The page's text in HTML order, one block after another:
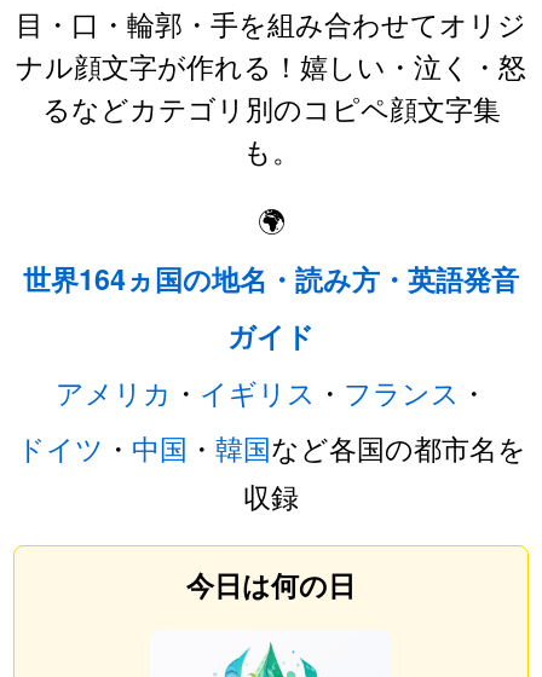
目・口・輪郭・手を組み合わせてオリジ
ナル顔文字が作れる！嬉しい・泣く・怒
るなどカテゴリ別のコピペ顔文字集
も。
🌍
世界164ヵ国の地名・読み方・英語発音
ガイド
アメリカ ・ イギリス ・ フランス ・
ドイツ ・ 中国 ・ 韓国など各国の都市名を
収録
今日は何の日